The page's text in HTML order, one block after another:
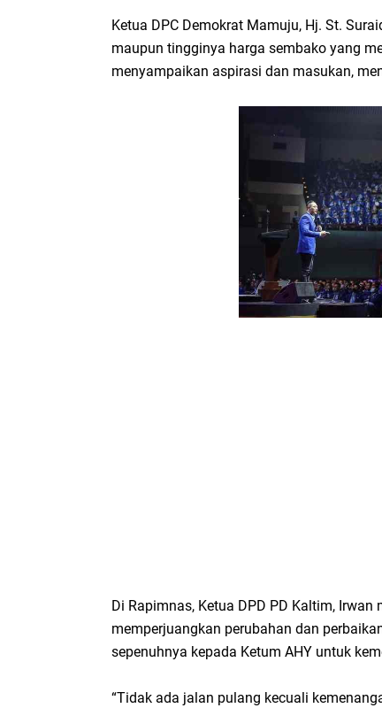
Ketua DPC Demokrat Mamuju, Hj. St.
maupun tingginya harga sembako yang
menyampaikan aspirasi dan masukan,
Di Rapimnas, Ketua DPD PD Kaltim,
memperjuangkan perubahan dan
sepenuhnya kepada Ketum AHY untuk
“Tidak ada jalan pulang kecuali